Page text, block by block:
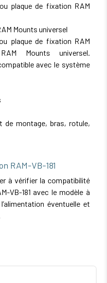
plaque de fixation RAM
Mounts universel
plaque de fixation RAM
Mounts universel.
avec le système
de montage, bras, rotule,
RAM-VB-181
à vérifier la compatibilité
VB-181 avec le modèle à
éventuelle et